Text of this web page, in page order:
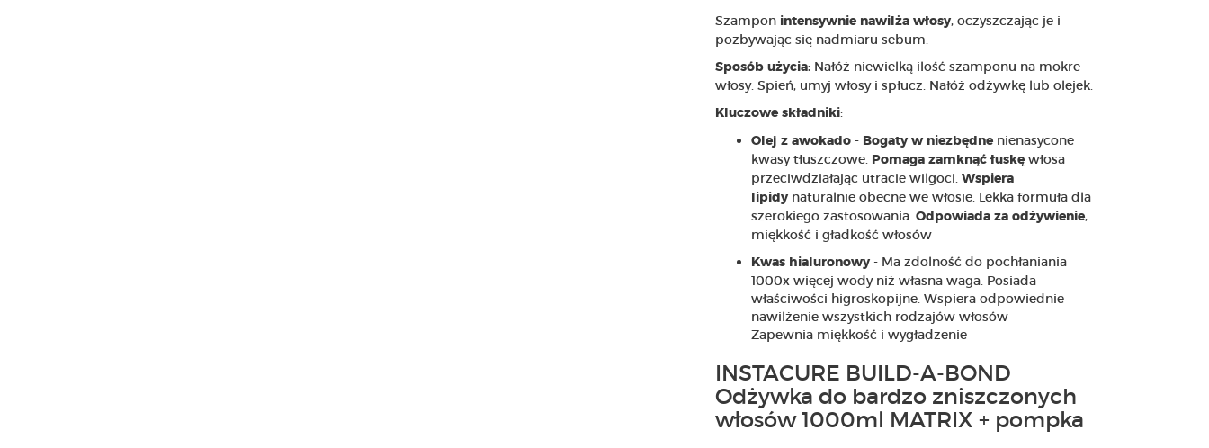
Szampon intensywnie nawilża włosy, oczyszczając je i
pozbywając się nadmiaru sebum.
Sposób użycia:Nałóż niewielką ilość szamponu na mokre
włosy. Spień, umyj włosy i spłucz. Nałóż odżywkę lub olejek.
Kluczowe składniki:
Olej z awokado- Bogaty w niezbędnenienasycone
kwasy tłuszczowe. Pomaga zamknąć łuskęwłosa
przeciwdziałając utracie wilgoci. Wspiera
lipidynaturalnie obecne we włosie. Lekka formuła dla
szerokiego zastosowania. Odpowiada za odżywienie,
miękkość i gładkość włosów
Kwas hialuronowy- Ma zdolność do pochłaniania
1000x więcej wody niż własna waga. Posiada
właściwości higroskopijne. Wspiera odpowiednie
nawilżenie wszystkich rodzajów włosów
Zapewnia miękkość i wygładzenie
INSTACURE BUILD-A-BOND
Odżywka do bardzo zniszczonych
włosów 1000ml MATRIX + pompka